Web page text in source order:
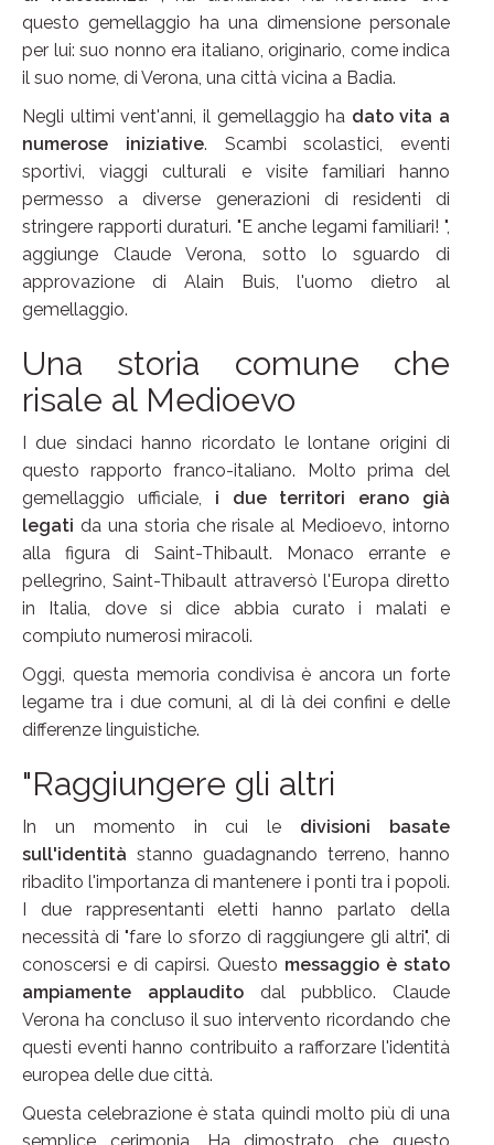
questo gemellaggio ha una dimensione personale
per lui: suo nonno era italiano, originario, come indica
il suo nome, di Verona, una città vicina a Badia.
Negli ultimi vent'anni, il gemellaggio ha dato vita a
numerose iniziative. Scambi scolastici, eventi
sportivi, viaggi culturali e visite familiari hanno
permesso a diverse generazioni di residenti di
stringere rapporti duraturi. "E anche legami familiari! ",
aggiunge Claude Verona, sotto lo sguardo di
approvazione di Alain Buis, l'uomo dietro al
gemellaggio.
Una storia comune che
risale al Medioevo
I due sindaci hanno ricordato le lontane origini di
questo rapporto franco-italiano. Molto prima del
gemellaggio ufficiale, i due territori erano già
legati da una storia che risale al Medioevo, intorno
alla figura di Saint-Thibault. Monaco errante e
pellegrino, Saint-Thibault attraversò l'Europa diretto
in Italia, dove si dice abbia curato i malati e
compiuto numerosi miracoli.
Oggi, questa memoria condivisa è ancora un forte
legame tra i due comuni, al di là dei confini e delle
differenze linguistiche.
"Raggiungere gli altri
In un momento in cui le divisioni basate
sull'identità stanno guadagnando terreno, hanno
ribadito l'importanza di mantenere i ponti tra i popoli.
I due rappresentanti eletti hanno parlato della
necessità di "fare lo sforzo di raggiungere gli altri", di
conoscersi e di capirsi. Questo messaggio è stato
ampiamente applaudito dal pubblico. Claude
Verona ha concluso il suo intervento ricordando che
questi eventi hanno contribuito a rafforzare l'identità
europea delle due città.
Questa celebrazione è stata quindi molto più di una